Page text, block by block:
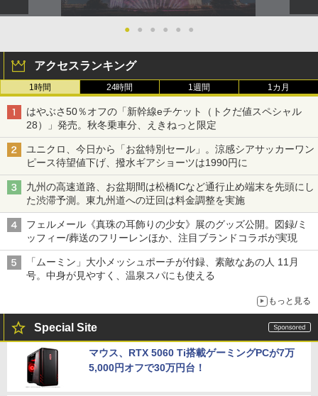
● ● ● ● ● ●
アクセスランキング
1時間 24時間 1週間 1カ月
はやぶさ50％オフの「新幹線eチケット（トクだ値スペシャル
28）」発売。秋冬乗車分、えきねっと限定
ユニクロ、今日から「お盆特別セール」。涼感シアサッカーワン
ピース待望値下げ、撥水ギアショーツは1990円に
九州の高速道路、お盆期間は松橋ICなど通行止め端末を先頭にし
た渋滞予測。東九州道への迂回は料金調整を実施
フェルメール《真珠の耳飾りの少女》展のグッズ公開。図録/ミ
ッフィー/葬送のフリーレンほか、注目ブランドコラボが実現
「ムーミン」大小メッシュポーチが付録、素敵なあの人 11月
号。中身が見やすく、温泉スパにも使える
もっと見る
Special Site
マウス、RTX 5060 Ti搭載ゲーミングPCが7万
5,000円オフで30万円台！